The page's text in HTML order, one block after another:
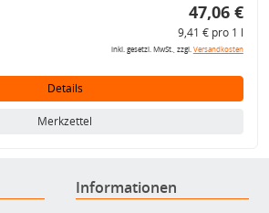
47,06 €
9,41 € pro 1 l
inkl. gesetzl. MwSt., zzgl.Versandkosten
Details
Merkzettel
Informationen